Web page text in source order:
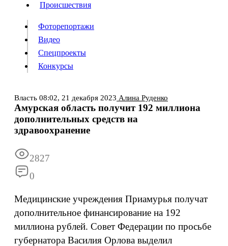
Происшествия
Видео
Конкурсы
Информация Реклама
Происшествия
Фоторепортажи
Видео
Спецпроекты
Конкурсы
Власть 08:02, 21 декабря 2023 Алина Руденко
Амурская область получит 192 миллиона
дополнительных средств на
здравоохранение
2827
0
Медицинские учреждения Приамурья получат
дополнительное финансирование на 192
миллиона рублей. Совет Федерации по просьбе
губернатора Василия Орлова выделил